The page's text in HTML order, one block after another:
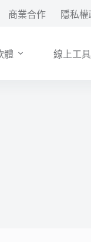
商業合作 隱私
體 線上工具